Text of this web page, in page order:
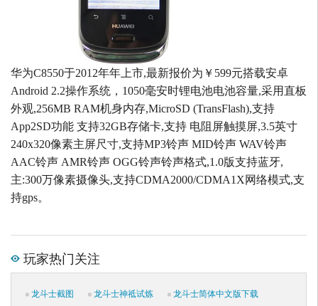
华为C8550于2012年年上市,最新报价为￥599元搭载安卓
Android 2.2操作系统，1050毫安时锂电池电池容量,采用直板
外观,256MB RAM机身内存,MicroSD (TransFlash),支持
App2SD功能 支持32GB存储卡,支持 电阻屏触摸屏,3.5英寸
240x320像素主屏尺寸,支持MP3铃声 MID铃声 WAV铃声
AAC铃声 AMR铃声 OGG铃声铃声格式,1.0版支持蓝牙,
主:300万像素摄像头,支持CDMA2000/CDMA1X网络模式,支
持gps。
玩家热门关注
龙斗士截图 龙斗士神祗试炼
龙斗士简体中文版下载